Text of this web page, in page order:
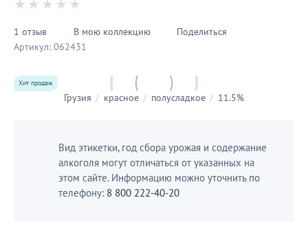
1 отзыв В мою коллекцию
Поделиться
Артикул: 062431
Хит продаж
Грузия / красное / полусладкое / 11.5%
Вид этикетки, год сбора урожая и содержание
алкоголя могут отличаться от указанных на
этом сайте. Информацию можно уточнить по
телефону: 8 800 222-40-20